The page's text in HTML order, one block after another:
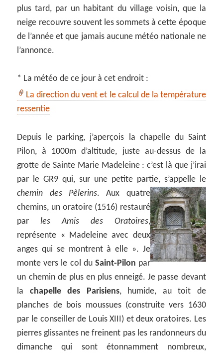
plus tard, par un habitant du village voisin, que la
neige recouvre souvent les sommets à cette époque
de l’année et que jamais aucune météo nationale ne
l’annonce.
* La météo de ce jour à cet endroit :
La direction du vent et le calcul de la température
ressentie
Depuis le parking, j’aperçois la chapelle du Saint
Pilon, à 1000m d’altitude, juste au-dessus de la
grotte de Sainte Marie Madeleine : c’est là que j’irai
par le GR9 qui, sur une petite partie, s’appelle le
chemin des Pèlerins.Aux quatre
chemins, un oratoire (1516) restauré
parles Amis des Oratoires,
représente « Madeleine avec deux
anges qui se montrent à elle ». Je
monte vers le col du Saint-Pilon par
un chemin de plus en plus enneigé. Je passe devant
la chapelle des Parisiens, humide, au toit de
planches de bois moussues (construite vers 1630
par le conseiller de Louis XIII) et deux oratoires. Les
pierres glissantes ne freinent pas les randonneurs du
dimanche qui sont étonnamment nombreux,